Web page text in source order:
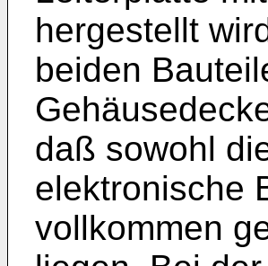
hergestellt
beiden
daß sowohl
elektronische
vollkommen